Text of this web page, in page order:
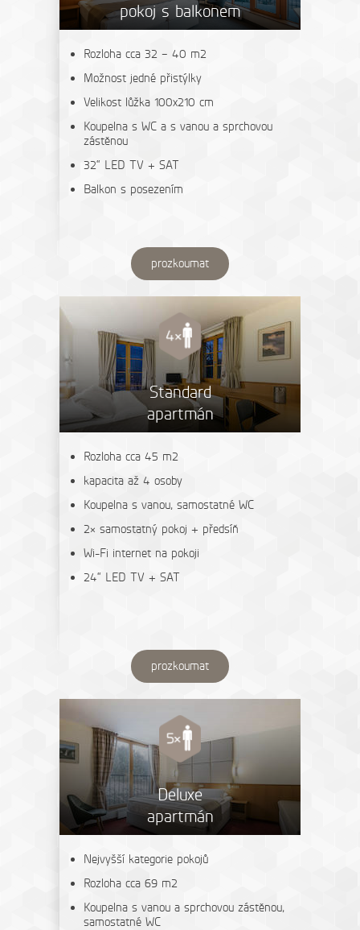
pokoj s balkonem
Rozloha cca 32 – 40 m2
Možnost jedné přistýlky
Velikost lůžka 100x210 cm
Koupelna s WC a s vanou a sprchovou
zástěnou
32“ LED TV + SAT
Balkon s posezením
prozkoumat
Standard
apartmán
Rozloha cca 45 m2
kapacita až 4 osoby
Koupelna s vanou, samostatné WC
2× samostatný pokoj + předsíň
Wi-Fi internet na pokoji
24“ LED TV + SAT
prozkoumat
Deluxe
apartmán
Nejvyšší kategorie pokojů
Rozloha cca 69 m2
Koupelna s vanou a sprchovou zástěnou,
samostatné WC